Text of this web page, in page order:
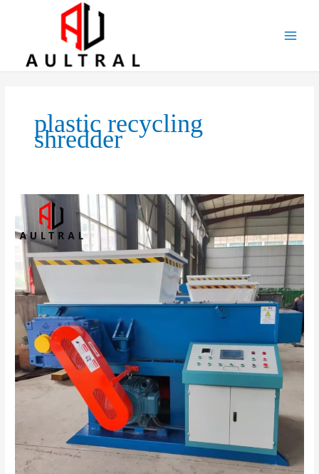
plastic recycling
shredder
Applications
and
Advantages
Single
Shaft
Shredders
Industrial
Waste
Management